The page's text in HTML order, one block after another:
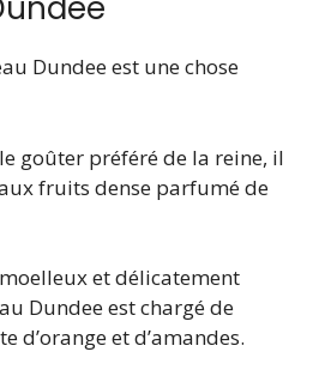
Dundee est une chose
goûter préféré de la reine, il
fruits dense parfumé de
et délicatement
Dundee est chargé de
d’orange et d’amandes.